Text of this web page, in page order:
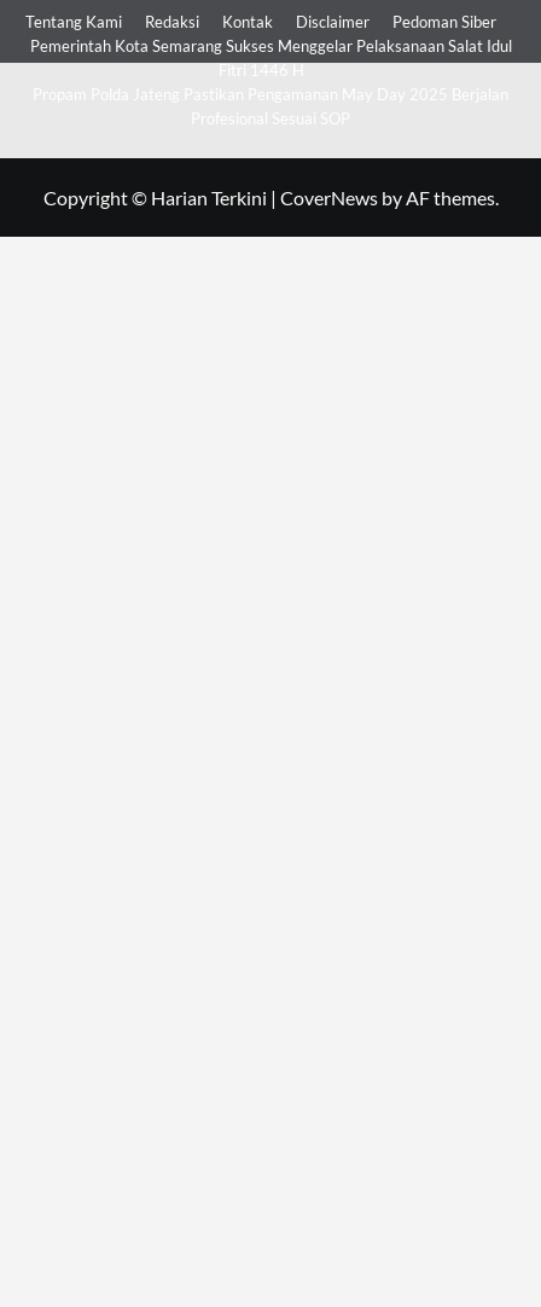
Tentang Kami Redaksi Kontak Disclaimer
Pedoman Siber
Pemerintah Kota Semarang Sukses Menggelar Pelaksanaan Salat Idul
Copyright © Harian Terkini | CoverNewsby AF themes.